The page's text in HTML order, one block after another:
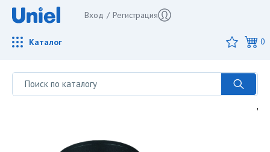
Вход / Регистрация
Каталог 0